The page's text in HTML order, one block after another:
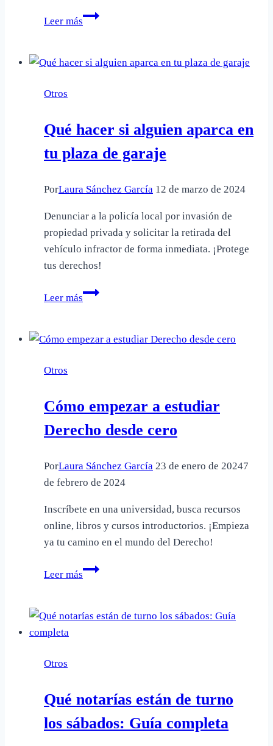
Leer más
Dónde
estudiar
Otros
Qué hacer si alguien aparca en
tu plaza de garaje
PorLaura Sánchez García 12 de marzo de 2024
Denunciar a la policía local por invasión de
propiedad privada y solicitar la retirada del
vehículo infractor de forma inmediata. ¡Protege
tus derechos!
Leer más
Qué
alguien
plaza
de
garaje
Otros
Cómo empezar a estudiar
Derecho desde cero
PorLaura Sánchez García 23 de enero de 20247
de febrero de 2024
Inscríbete en una universidad, busca recursos
online, libros y cursos introductorios. ¡Empieza
ya tu camino en el mundo del Derecho!
Leer más
Cómo
estudiar
Otros
Qué notarías están de turno
los sábados: Guía completa